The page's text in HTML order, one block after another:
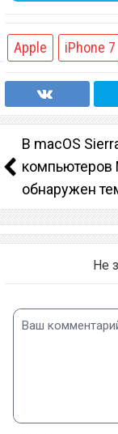
Apple iPhone 7
В macOS
компьютеров
обнаружен
Не